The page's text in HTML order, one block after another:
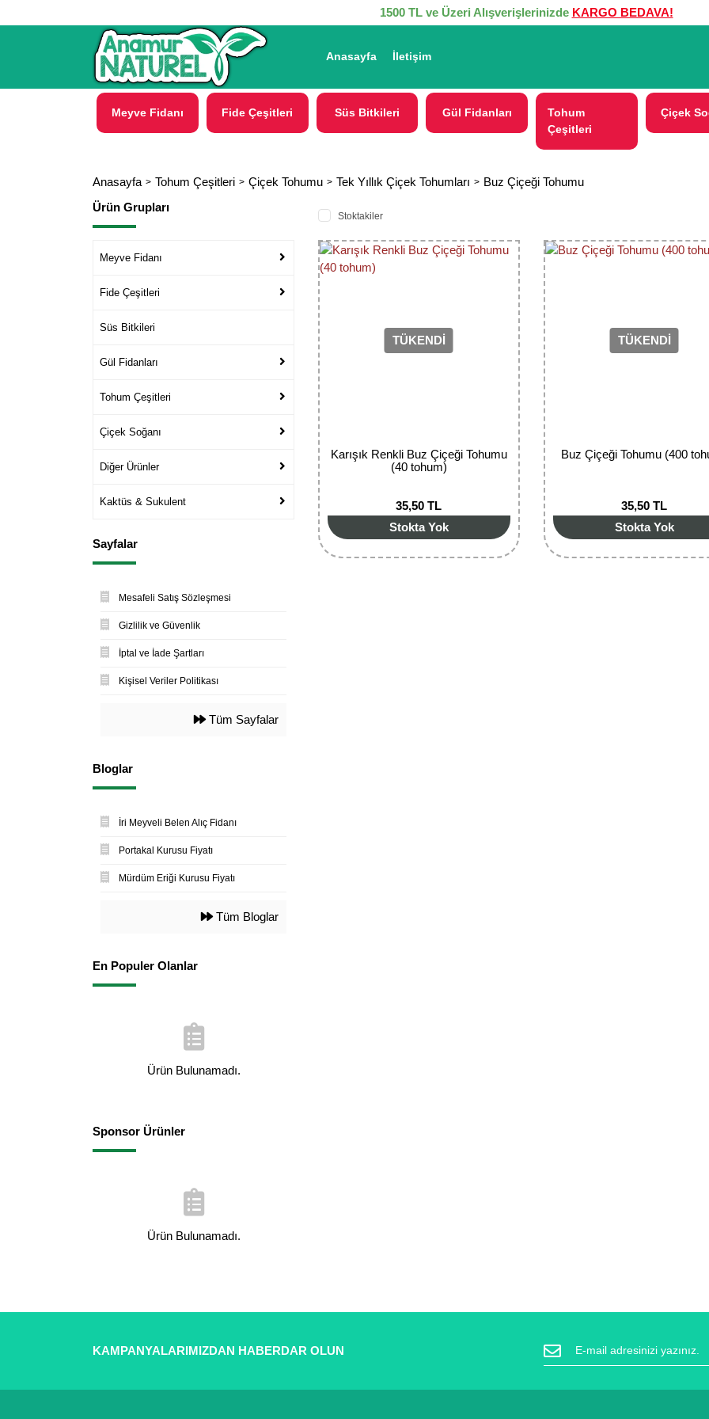
1500 TL ve Üzeri Alışverişlerinizde KARGO BEDAVA!
Anasayfa İletişim
Meyve Fidanı Fide Çeşitleri Süs Bitkileri Gül Fidanları
Tohum
Çeşitleri
Çiçek
Anasayfa Tohum Çeşitleri Çiçek Tohumu Tek Yıllık Çiçek Tohumları
Buz Çiçeği Tohumu
Ürün Grupları
Meyve Fidanı
Fide Çeşitleri
Süs Bitkileri
Gül Fidanları
Tohum Çeşitleri
Çiçek Soğanı
Diğer Ürünler
Kaktüs & Sukulent
Sayfalar
Mesafeli Satış Sözleşmesi
Gizlilik ve Güvenlik
İptal ve İade Şartları
Kişisel Veriler Politikası
Tüm Sayfalar
Bloglar
İri Meyveli Belen Alıç Fidanı
Portakal Kurusu Fiyatı
Mürdüm Eriği Kurusu Fiyatı
Tüm Bloglar
En Populer Olanlar
Ürün Bulunamadı.
Sponsor Ürünler
Ürün Bulunamadı.
Stoktakiler
TÜKENDİ
Karışık Renkli Buz Çiçeği Tohumu
(40 tohum)
35,50 TL
Stokta Yok
TÜKENDİ
Buz Çiçeği Tohumu (400
35,50 TL
Stokta Yok
KAMPANYALARIMIZDAN HABERDAR OLUN